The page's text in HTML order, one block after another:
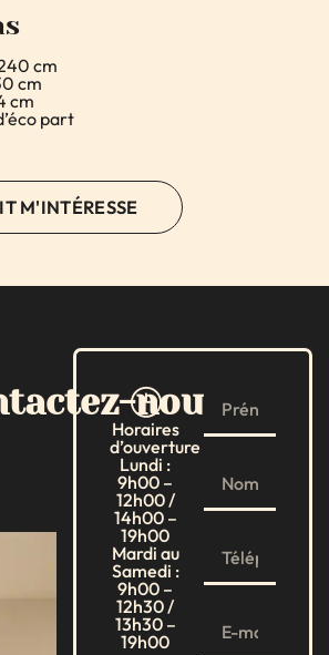
cm
cm
cm
part
M'INTÉRESSE
nous
Horaires
d’ouverture
Lundi :
9h00 –
12h00 /
14h00 –
19h00
Mardi au
Samedi :
9h00 –
12h30 /
13h30 –
19h00